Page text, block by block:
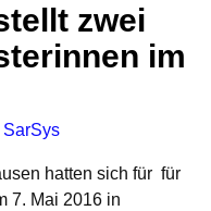
zwei
im
SarSys
hatten sich für für
7. Mai 2016 in